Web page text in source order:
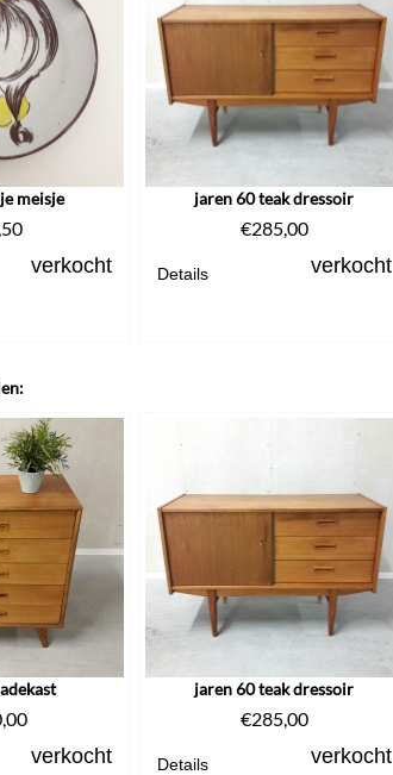
meisje
verkocht
jaren 60 teak dressoir
€285,00
Details verkocht
verkocht
jaren 60 teak dressoir
€285,00
Details verkocht